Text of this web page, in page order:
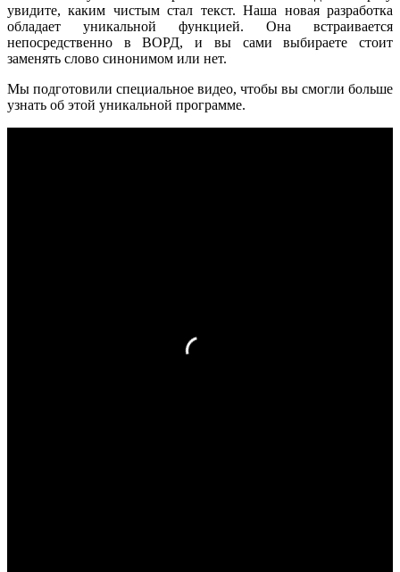
увидите, каким чистым стал текст. Наша новая разработка
обладает уникальной функцией. Она встраивается
непосредственно в ВОРД, и вы сами выбираете стоит
заменять слово синонимом или нет.
Мы подготовили специальное видео, чтобы вы смогли больше
узнать об этой уникальной программе.